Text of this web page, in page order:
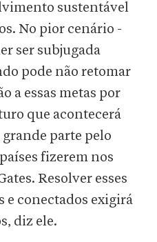
sustentável
No pior cenário -
ser subjugada
pode não retomar
a essas metas por
que acontecerá
parte pelo
fizerem nos
Resolver esses
e conectados exigirá
diz ele.